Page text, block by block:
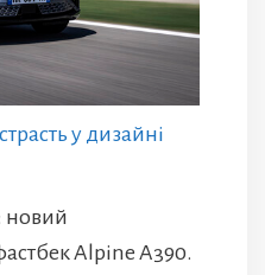
у дизайні
новий
Alpine A390.